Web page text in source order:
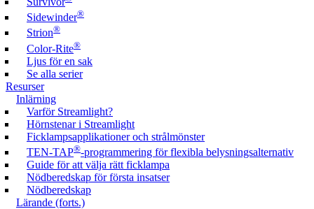
Sidewinder®
Strion®
Color-Rite®
Ljus för en sak
Se alla serier
Resurser
Inlärning
Varför Streamlight?
Hörnstenar i Streamlight
Ficklampsapplikationer och strålmönster
TEN-TAP®-programmering för flexibla belysningsalternativ
Guide för att välja rätt ficklampa
Nödberedskap för första insatser
Nödberedskap
Lärande (forts.)